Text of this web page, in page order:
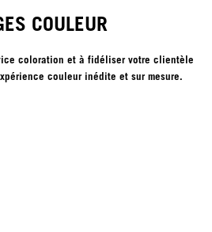
COULEUR
coloration et à fidéliser votre clientèle
couleur inédite et sur mesure.